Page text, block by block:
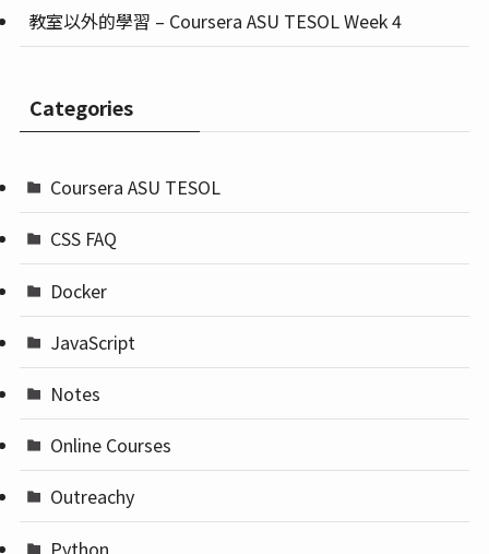
教室以外的學習 – Coursera ASU TESOL Week 4
Categories
Coursera ASU TESOL
CSS FAQ
Docker
JavaScript
Notes
Online Courses
Outreachy
Python